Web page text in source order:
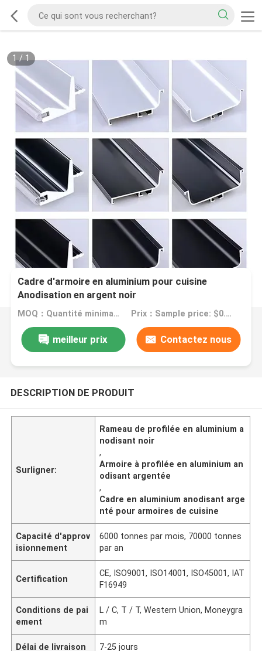
1/1
Cadre d'armoire en aluminium pour cuisine
Anodisation en argent noir
MOQ：Quantité minimale de commande: 1 kg Prix：Sample price: $0.50/piece
meilleur prix Contactez nous
DESCRIPTION DE PRODUIT
Surligner:
Rameau de profilée en aluminium a
nodisant noir
,
Armoire à profilée en aluminium an
odisant argentée
,
Cadre en aluminium anodisant arge
nté pour armoires de cuisine
Capacité d'approv
isionnement
6000 tonnes par mois, 70000 tonnes
par an
Certification
CE, ISO9001, ISO14001, ISO45001, IAT
F16949
Conditions de pai
ement
L / C, T / T, Western Union, Moneygra
m
Délai de livraison 7-25 jours